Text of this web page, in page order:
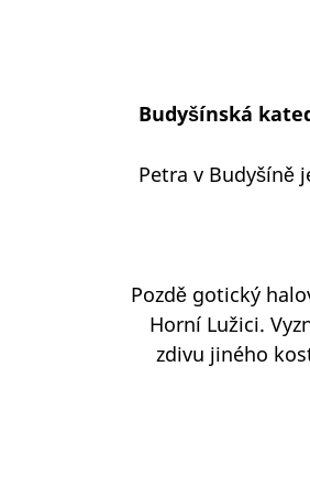
Budyšínská
Petra v Budyšíně
Pozdě gotický
Horní Lužici.
zdivu jiného